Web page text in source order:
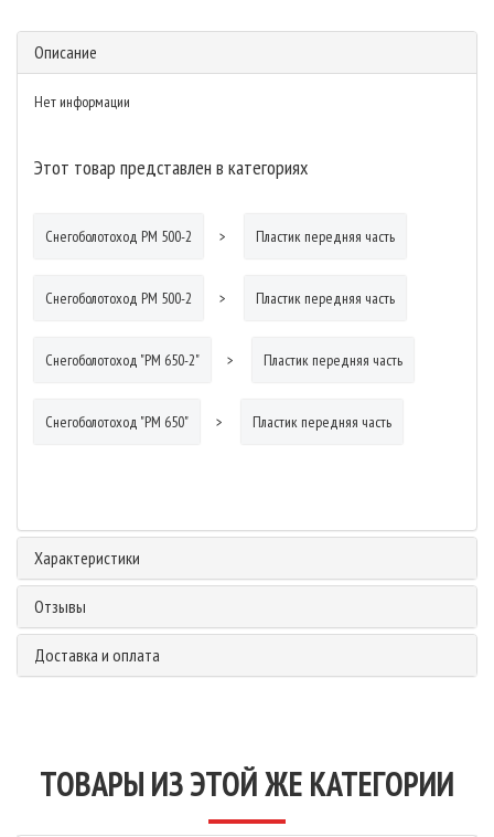
Описание
Нет информации
Этот товар представлен в категориях
Снегоболотоход РМ 500-2 Пластик передняя часть
Снегоболотоход РМ 500-2 Пластик передняя часть
Снегоболотоход "РМ 650-2" Пластик передняя часть
Снегоболотоход "РМ 650" Пластик передняя часть
Характеристики
Отзывы
Доставка и оплата
ТОВАРЫ ИЗ ЭТОЙ ЖЕ КАТЕГОРИИ